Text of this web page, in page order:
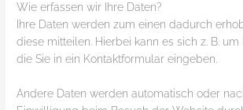
Wie erfassen wir Ihre Daten?
Ihre Daten werden zum einen dadurch
diese mitteilen. Hierbei kann es sich z. B. um
die Sie in ein Kontaktformular eingeben.
Andere Daten werden automatisch oder